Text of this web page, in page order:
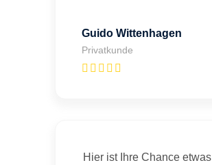
Guido Wittenhagen
Privatkunde
Hier ist Ihre Chance etwas